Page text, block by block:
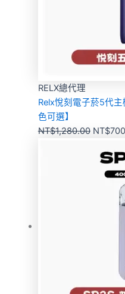
RELX總代理
Relx悅刻電子菸5代
色可選】
NT$1,280.00 NT$